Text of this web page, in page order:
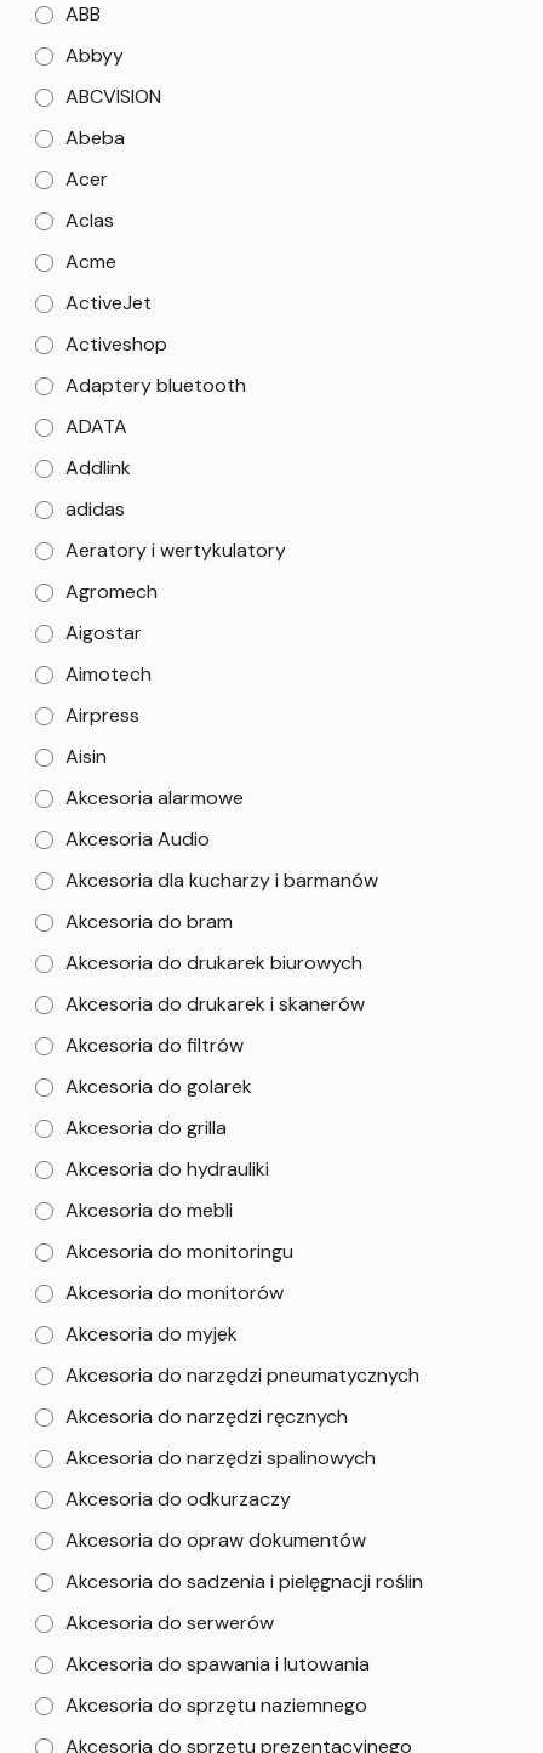
ABB
Abbyy
ABCVISION
Abeba
Acer
Aclas
Acme
ActiveJet
Activeshop
Adaptery bluetooth
ADATA
Addlink
adidas
Aeratory i wertykulatory
Agromech
Aigostar
Aimotech
Airpress
Aisin
Akcesoria alarmowe
Akcesoria Audio
Akcesoria dla kucharzy i barmanów
Akcesoria do bram
Akcesoria do drukarek biurowych
Akcesoria do drukarek i skanerów
Akcesoria do filtrów
Akcesoria do golarek
Akcesoria do grilla
Akcesoria do hydrauliki
Akcesoria do mebli
Akcesoria do monitoringu
Akcesoria do monitorów
Akcesoria do myjek
Akcesoria do narzędzi pneumatycznych
Akcesoria do narzędzi ręcznych
Akcesoria do narzędzi spalinowych
Akcesoria do odkurzaczy
Akcesoria do opraw dokumentów
Akcesoria do sadzenia i pielęgnacji roślin
Akcesoria do serwerów
Akcesoria do spawania i lutowania
Akcesoria do sprzętu naziemnego
Akcesoria do sprzętu prezentacyjnego